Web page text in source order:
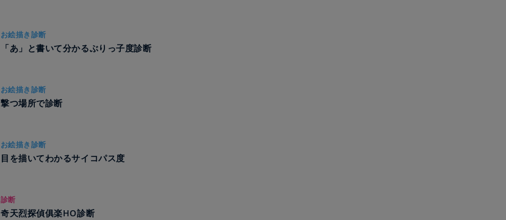
お絵描き診断
「あ」と書いて分かるぶりっ子度診断
お絵描き診断
撃つ場所で診断
お絵描き診断
目を描いてわかるサイコパス度
診断
奇天烈探偵俱楽HO診断